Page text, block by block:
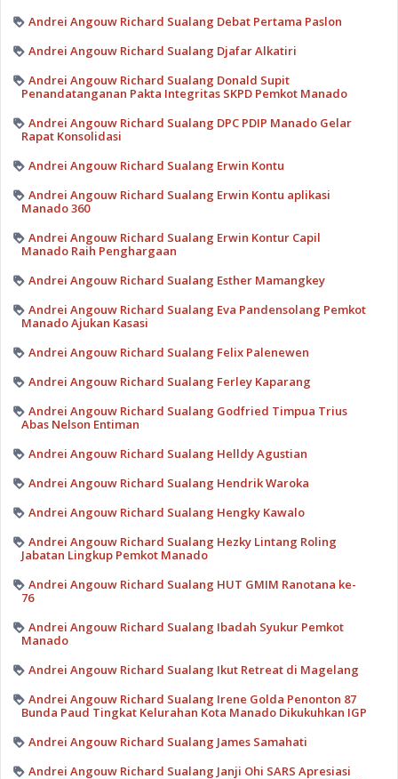
Andrei Angouw Richard Sualang Debat Pertama Paslon
Andrei Angouw Richard Sualang Djafar Alkatiri
Andrei Angouw Richard Sualang Donald Supit
Penandatanganan Pakta Integritas SKPD Pemkot Manado
Andrei Angouw Richard Sualang DPC PDIP Manado Gelar
Rapat Konsolidasi
Andrei Angouw Richard Sualang Erwin Kontu
Andrei Angouw Richard Sualang Erwin Kontu aplikasi
Manado 360
Andrei Angouw Richard Sualang Erwin Kontur Capil
Manado Raih Penghargaan
Andrei Angouw Richard Sualang Esther Mamangkey
Andrei Angouw Richard Sualang Eva Pandensolang Pemkot
Manado Ajukan Kasasi
Andrei Angouw Richard Sualang Felix Palenewen
Andrei Angouw Richard Sualang Ferley Kaparang
Andrei Angouw Richard Sualang Godfried Timpua Trius
Abas Nelson Entiman
Andrei Angouw Richard Sualang Helldy Agustian
Andrei Angouw Richard Sualang Hendrik Waroka
Andrei Angouw Richard Sualang Hengky Kawalo
Andrei Angouw Richard Sualang Hezky Lintang Roling
Jabatan Lingkup Pemkot Manado
Andrei Angouw Richard Sualang HUT GMIM Ranotana ke-
76
Andrei Angouw Richard Sualang Ibadah Syukur Pemkot
Manado
Andrei Angouw Richard Sualang Ikut Retreat di Magelang
Andrei Angouw Richard Sualang Irene Golda Penonton 87
Bunda Paud Tingkat Kelurahan Kota Manado Dikukuhkan IGP
Andrei Angouw Richard Sualang James Samahati
Andrei Angouw Richard Sualang Janji Ohi SARS Apresiasi